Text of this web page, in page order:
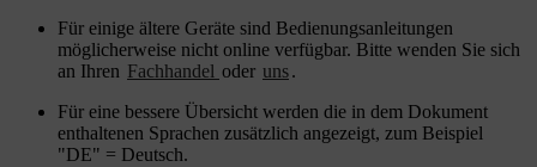
Für einige ältere Geräte sind Bedienungsanleitungen
möglicherweise nicht online verfügbar. Bitte wenden Sie sich
an Ihren Fachhandel oder uns.
Für eine bessere Übersicht werden die in dem Dokument
enthaltenen Sprachen zusätzlich angezeigt, zum Beispiel
"DE" = Deutsch.